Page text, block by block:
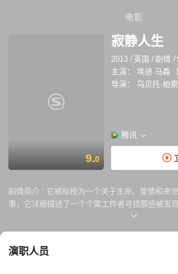
电影
9.0
寂静人生
2013 / 英国 /剧情 /
主演：
埃迪·马森
导演：
乌贝托·帕
腾讯
剧情简介 : 它被标榜为一个关于生命、爱情和来
事，它详细描述了一个个案工作者寻找那些被发
演职人员